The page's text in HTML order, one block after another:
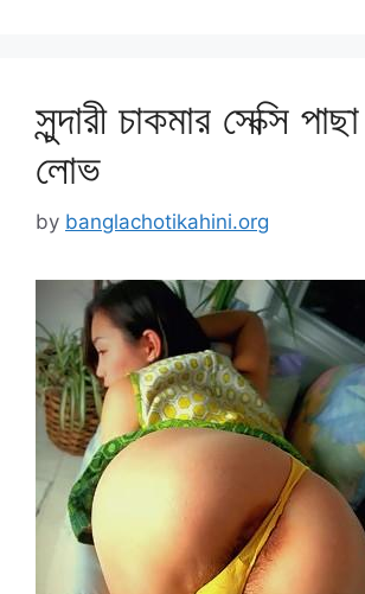
সুন্দারী চাকমার সেক্সি
লোভ
by banglachotikahini.org